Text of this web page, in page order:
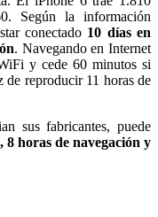
Según la información
conectado 10 días en
. Navegando en Internet
y cede 60 minutos si
de reproducir 11 horas de
sus fabricantes, puede
8 horas de navegación y